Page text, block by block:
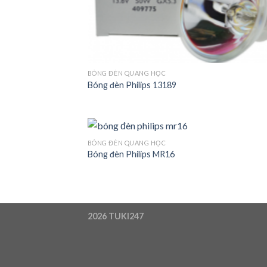
BÓNG ĐÈN QUANG HỌC
Bóng đèn Philips 13189
BÓNG ĐÈN QUANG HỌC
Bóng đèn Philips MR16
2026 TUKI247